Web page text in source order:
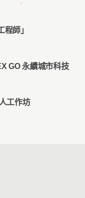
師」
GO 永續城市科技
工作坊